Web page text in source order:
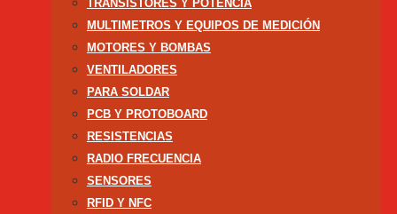
TRANSISTORES Y POTENCIA
MULTIMETROS Y EQUIPOS DE MEDICIÓN
MOTORES Y BOMBAS
VENTILADORES
PARA SOLDAR
PCB Y PROTOBOARD
RESISTENCIAS
RADIO FRECUENCIA
SENSORES
RFID Y NFC